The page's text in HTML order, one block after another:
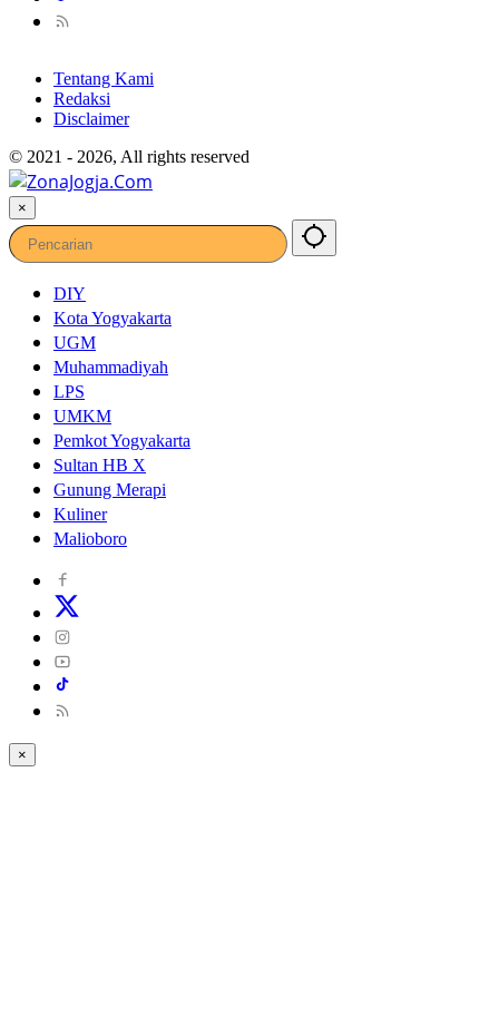
Tentang Kami
Redaksi
Disclaimer
© 2021 - 2026, All rights reserved
×
DIY
Kota Yogyakarta
UGM
Muhammadiyah
LPS
UMKM
Pemkot Yogyakarta
Sultan HB X
Gunung Merapi
Kuliner
Malioboro
×